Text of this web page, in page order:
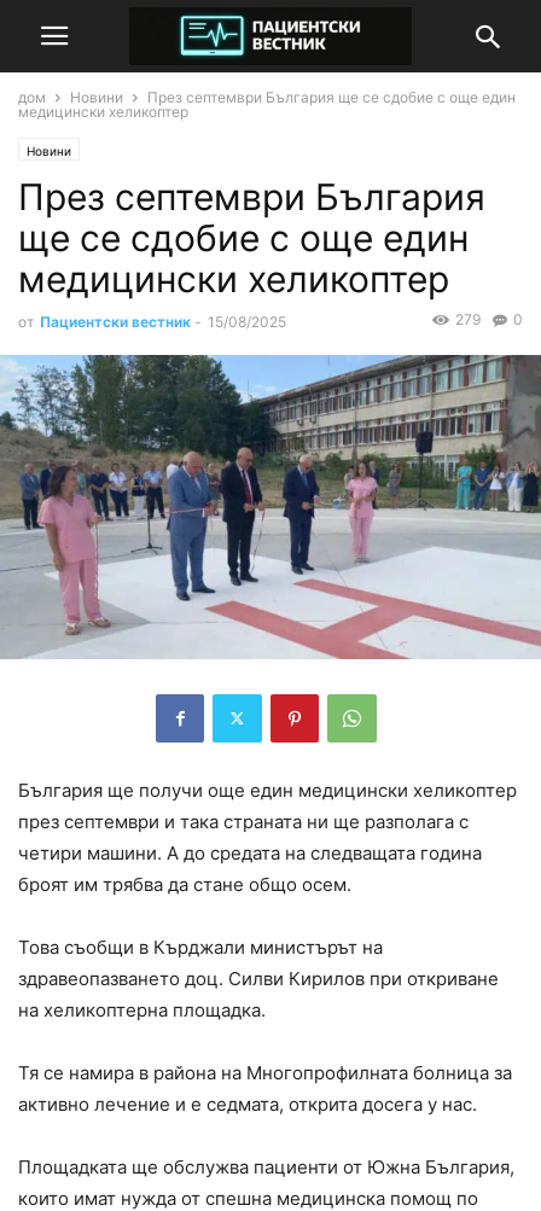
дом Новини
През септември България ще се сдобие с още един
медицински хеликоптер
Новини
През септември България
ще се сдобие с още един
медицински хеликоптер
от Пациентски вестник - 15/08/2025 0
279
България ще получи още един медицински хеликоптер
през септември и така страната ни ще разполага с
четири машини. А до средата на следващата година
броят им трябва да стане общо осем.
Това съобщи в Кърджали министърът на
здравеопазването доц. Силви Кирилов при откриване
на хеликоптерна площадка.
Тя се намира в района на Многопрофилната болница за
активно лечение и е седмата, открита досега у нас.
Площадката ще обслужва пациенти от Южна България,
които имат нужда от спешна медицинска помощ по